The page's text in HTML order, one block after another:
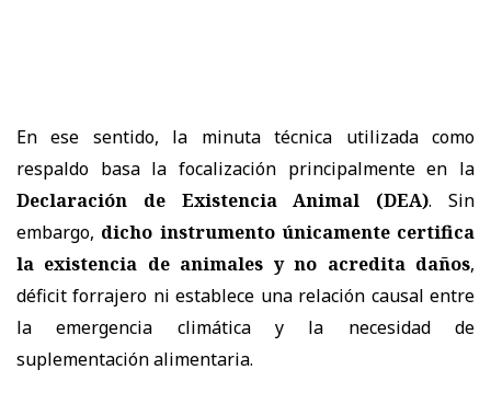
En ese sentido, la minuta técnica utilizada como
respaldo basa la focalización principalmente en la
Declaración de Existencia Animal (DEA). Sin
embargo, dicho instrumento únicamente certifica
la existencia de animales y no acredita daños,
déficit forrajero ni establece una relación causal entre
la emergencia climática y la necesidad de
suplementación alimentaria.